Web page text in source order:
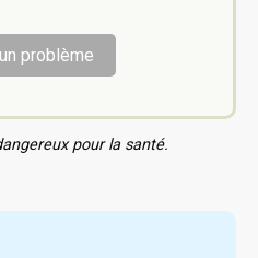
problème
pour la santé.